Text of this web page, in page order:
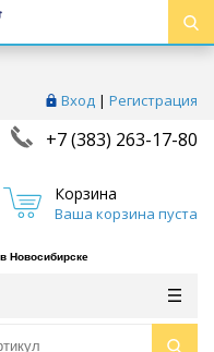
Вход | Регистрация
+7 (383) 263-17-80
Корзина
Ваша корзина пуста
Новосибирске